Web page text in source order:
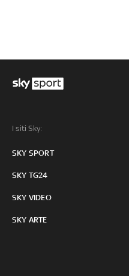
I siti Sky:
SKY SPORT
SKY TG24
SKY VIDEO
SKY ARTE